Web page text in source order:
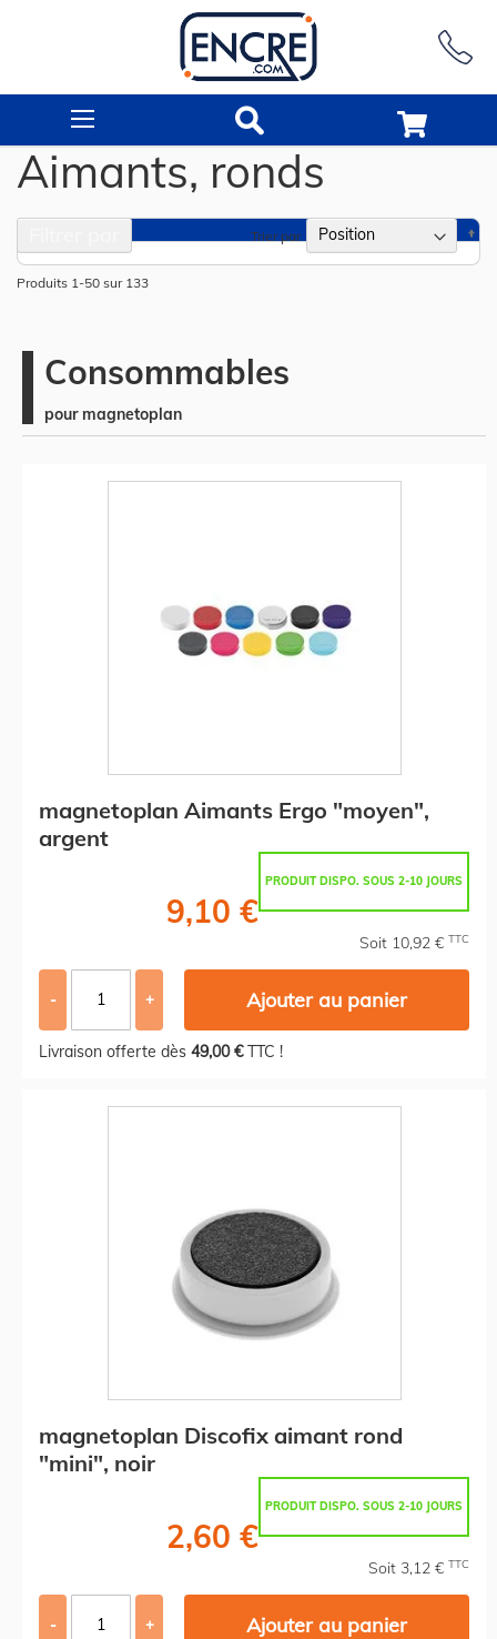
Aimants, ronds
Produits 1 -50 sur 133
Trier par
Consommables
pour magnetoplan
magnetoplan Aimants Ergo "moyen",
argent
PRODUIT DISPO. SOUS 2-10 JOURS
9,10 €
Soit 10,92 € TTC
- + Ajouter au panier
Livraison offerte dès 49,00 €TTC !
magnetoplan Discofix aimant rond
"mini", noir
PRODUIT DISPO. SOUS 2-10 JOURS
2,60 €
Soit 3,12 € TTC
- + Ajouter au panier